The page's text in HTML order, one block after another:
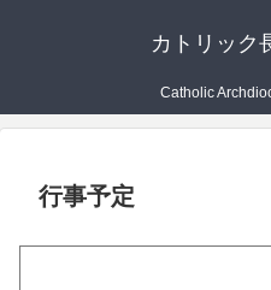
カトリック
Catholic
行事予定